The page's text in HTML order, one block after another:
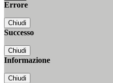
Errore
Chiudi
Successo
Chiudi
Informazione
Chiudi